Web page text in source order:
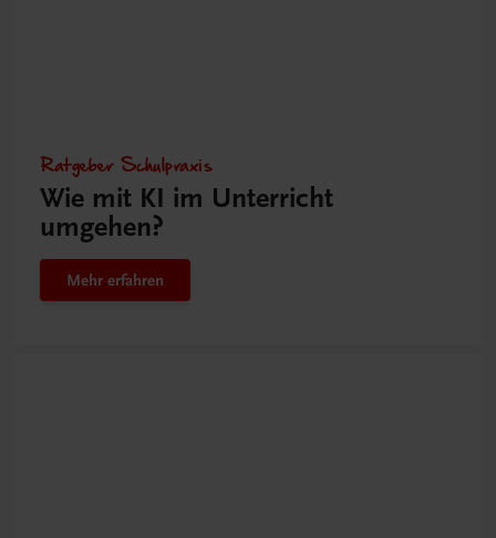
Ratgeber Schulpraxis
Wie mit KI im Unterricht
umgehen?
Mehr erfahren